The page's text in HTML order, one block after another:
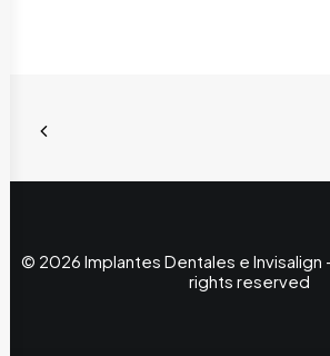
© 2026 Implantes Dentales e Invisalign
rights reserved